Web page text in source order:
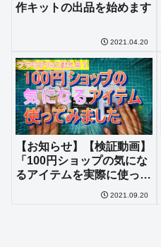
作キットの出品を始めます
2021.04.20
【お知らせ】【検証動画】
「100円ショップの気にな
るアイテムを実際に使って
みました」を投稿しまし
2021.09.20